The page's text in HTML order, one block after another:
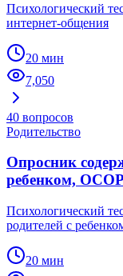
Психологический
интернет-общения
20 мин
7,050
40 вопросов
Родительство
Опросник
ребенком,
Психологический
родителей с
20 мин